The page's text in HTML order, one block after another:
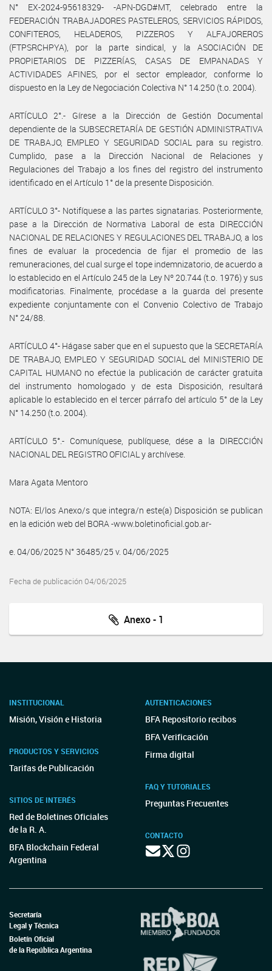
N° EX-2024-95618329- -APN-DGD#MT, celebrado entre la
FEDERACIÓN TRABAJADORES PASTELEROS, SERVICIOS RÁPIDOS,
CONFITEROS, HELADEROS, PIZZEROS Y ALFAJOREROS
(FTPSRCHPYA), por la parte sindical, y la ASOCIACIÓN DE
PROPIETARIOS DE PIZZERÍAS, CASAS DE EMPANADAS Y
ACTIVIDADES AFINES, por el sector empleador, conforme lo
dispuesto en la Ley de Negociación Colectiva N° 14.250 (t.o. 2004).
ARTÍCULO 2°.- Gírese a la Dirección de Gestión Documental
dependiente de la SUBSECRETARÍA DE GESTIÓN ADMINISTRATIVA
DE TRABAJO, EMPLEO Y SEGURIDAD SOCIAL para su registro.
Cumplido, pase a la Dirección Nacional de Relaciones y
Regulaciones del Trabajo a los fines del registro del instrumento
identificado en el Artículo 1° de la presente Disposición.
ARTÍCULO 3°- Notifíquese a las partes signatarias. Posteriormente,
pase a la Dirección de Normativa Laboral de esta DIRECCIÓN
NACIONAL DE RELACIONES Y REGULACIONES DEL TRABAJO, a los
fines de evaluar la procedencia de fijar el promedio de las
remuneraciones, del cual surge el tope indemnizatorio, de acuerdo a
lo establecido en el Artículo 245 de la Ley Nº 20.744 (t.o. 1976) y sus
modificatorias. Finalmente, procédase a la guarda del presente
expediente conjuntamente con el Convenio Colectivo de Trabajo
N° 24/88.
ARTÍCULO 4°- Hágase saber que en el supuesto que la SECRETARÍA
DE TRABAJO, EMPLEO Y SEGURIDAD SOCIAL del MINISTERIO DE
CAPITAL HUMANO no efectúe la publicación de carácter gratuita
del instrumento homologado y de esta Disposición, resultará
aplicable lo establecido en el tercer párrafo del artículo 5° de la Ley
N° 14.250 (t.o. 2004).
ARTÍCULO 5°.- Comuníquese, publíquese, dése a la DIRECCIÓN
NACIONAL DEL REGISTRO OFICIAL y archívese.
Mara Agata Mentoro
NOTA: El/los Anexo/s que integra/n este(a) Disposición se publican
en la edición web del BORA -www.boletinoficial.gob.ar-
e. 04/06/2025 N° 36485/25 v. 04/06/2025
Fecha de publicación 04/06/2025
Anexo - 1
INSTITUCIONAL
Misión, Visión e Historia
PRODUCTOS Y SERVICIOS
Tarifas de Publicación
SITIOS DE INTERÉS
Red de Boletines Oficiales
de la R. A.
BFA Blockchain Federal
Argentina
AUTENTICACIONES
BFA Repositorio recibos
BFA Verificación
Firma digital
FAQ Y TUTORIALES
Preguntas Frecuentes
CONTACTO
Secretaría
Legal y Técnica
Boletín Oficial
de la República Argentina